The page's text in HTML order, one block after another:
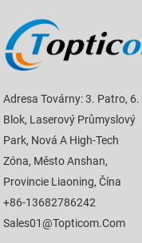
Adresa Továrny: 3. Patro, 6.
Blok, Laserový Průmyslový
Park, Nová A High-Tech
Zóna, Město Anshan,
Provincie Liaoning, Čína
+86-13682786242
Sales01@topticom.com